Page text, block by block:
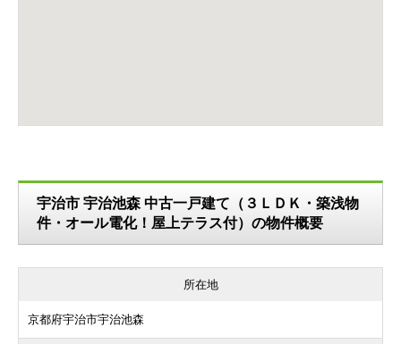
宇治市 宇治池森 中古一戸建て（３ＬＤＫ・築浅物
件・オール電化！屋上テラス付）の物件概要
所在地
京都府宇治市宇治池森